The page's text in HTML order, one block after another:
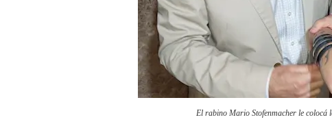
El rabino Mario Stofenmacher le colocá